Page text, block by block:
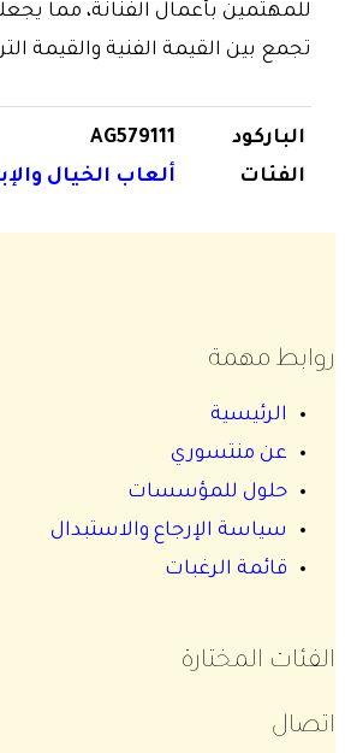
للمهتمين بأعمال الفنانة، مما
تجمع بين القيمة الفنية والقيمة
الباركود
AG579111
الفئات
ألعاب الخيال
روابط مهمة
الرئيسية
عن منتسوري
حلول للمؤسسات
سياسة الإرجاع والاستبدال
قائمة الرغبات
الفئات المختارة
اتصال